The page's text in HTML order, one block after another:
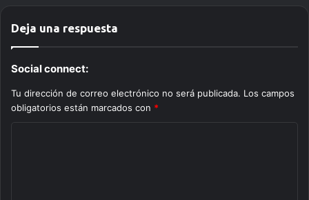
Deja una respuesta
Social connect:
Tu dirección de correo electrónico no será publicada. Los campos
obligatorios están marcados con *